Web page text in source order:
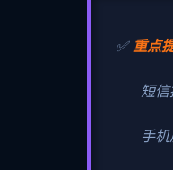
✅重点
短信
手机